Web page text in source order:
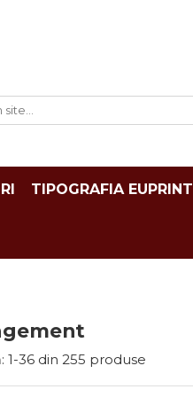
TIPOGRAFIA EUPRINT
1-36 din 255 produse